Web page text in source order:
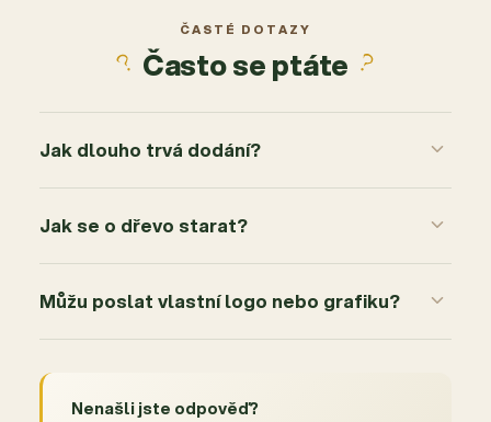
ČASTÉ DOTAZY
Často se ptáte
Jak dlouho trvá dodání?
Jak se o dřevo starat?
Můžu poslat vlastní logo nebo grafiku?
Nenašli jste odpověď?